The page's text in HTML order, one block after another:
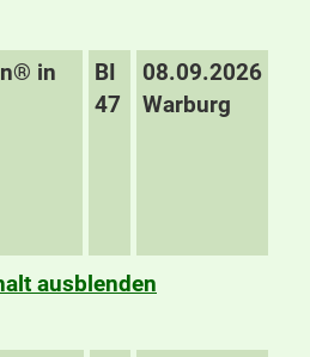
in
BI
47
08.09.2026
Warburg
ausblenden